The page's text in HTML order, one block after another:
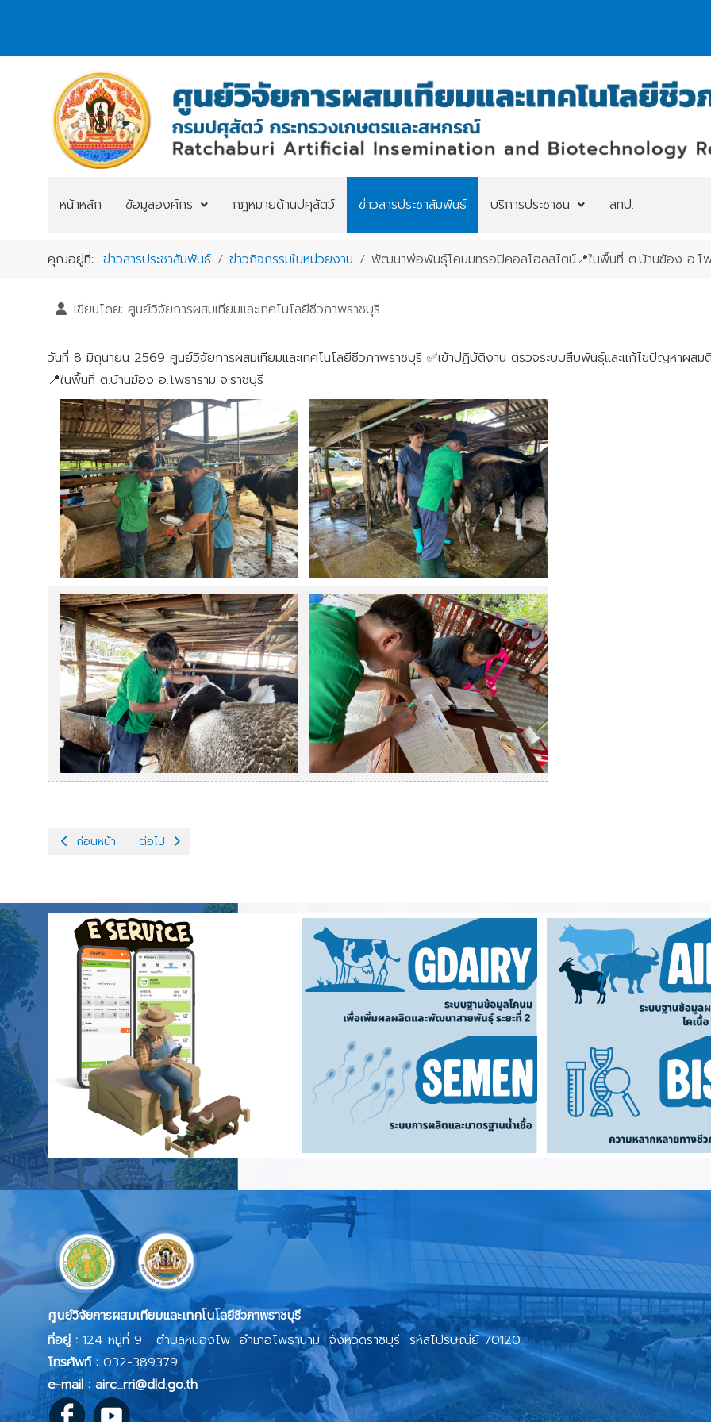
หน้าหลัก ข้อมูลองค์กร กฎหมายด้านปศุสัตว์ ข่าวสารประชาสัมพันธ์ บริการประชาชน สทป.
คุณอยู่ที่:ข่าวสารประชาสัมพันธ์ ข่าวกิจกรรมในหน่วยงาน พัฒนาพ่อพันธุ์โคนมทรอปิคอลโฮลสไตน์📍ในพื้นที่ ต.บ้านฆ้อง อ.โพ
เขียนโดย:ศูนย์วิจัยการผสมเทียมและเทคโนโลยีชีวภาพราชบุรี
วันที่ 8 มิถุนายน 2569 ศูนย์วิจัยการผสมเทียมและเทคโนโลยีชีวภาพราชบุรี ✅เข้าปฏิบัติงาน ตรวจระบบสืบพันธุ์และแก้ไขปัญหาผ
📍ในพื้นที่ ต.บ้านฆ้อง อ.โพธาราม จ.ราชบุรี
เนื้อหาก่อนหน้า: จ่ายน้ำเชื้อแช่แข็ง,ไนโตรเจนเหลว พร้อมทั้งอุปกรณ์ผสมเทียมในพื้นที่จังหวัด เพชรบุรี
ก่อนหน้า เนื้อหาถัดไป: พัฒนาพ่อพันธุ์โคนมทรอปิคอลโฮลสไตน์📍ในพื้นที่ ต.เขากระปุก อ.ท่ายาง จ.เพชรบุรี
ต่อไป
ศูนย์วิจัยการผสมเทียมและเทคโนโลยีชีวภาพราชบุรี
ที่อยู่ :124 หมู่ที่ 9 ตำบลหนองโพ อำเภอโพธานาม จังหวัดราชบุรี รหัสไปรษณีย์ 70120
โทรศัพท์ :032-389379
e-mail : airc_rri@dld.go.th